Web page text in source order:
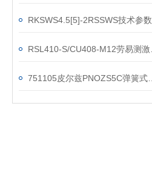
RKSWS4.5[5]-2RSSWS技术参数